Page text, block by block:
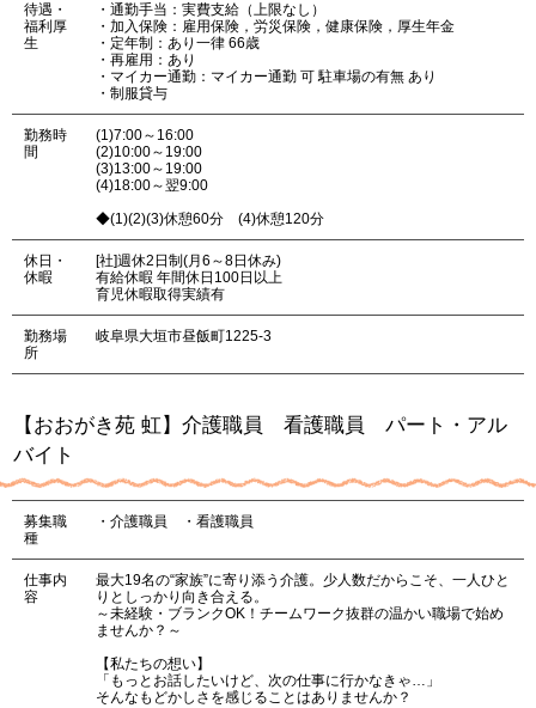
待遇・
福利厚
生
・通勤手当：実費支給（上限なし）
・加入保険：雇用保険，労災保険，健康保険，厚生年金
・定年制：あり一律 66歳
・再雇用：あり
・マイカー通勤：マイカー通勤 可 駐車場の有無 あり
・制服貸与
勤務時
間
(1)7:00～16:00
(2)10:00～19:00
(3)13:00～19:00
(4)18:00～翌9:00
◆(1)(2)(3)休憩60分 (4)休憩120分
休日・
休暇
[社]週休2日制(月6～8日休み)
有給休暇 年間休日100日以上
育児休暇取得実績有
勤務場
所
岐阜県大垣市昼飯町1225-3
【おおがき苑 虹】介護職員 看護職員 パート・アル
バイト
募集職
種
・介護職員 ・看護職員
仕事内
容
最大19名の“家族”に寄り添う介護。少人数だからこそ、一人ひと
りとしっかり向き合える。
～未経験・ブランクOK！チームワーク抜群の温かい職場で始め
ませんか？～
【私たちの想い】
「もっとお話したいけど、次の仕事に行かなきゃ…」
そんなもどかしさを感じることはありませんか？